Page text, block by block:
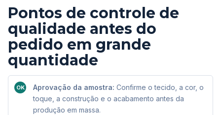
Pontos de controle de
qualidade antes do
pedido em grande
quantidade
OK Aprovação da amostra: Confirme o tecido, a cor, o
toque, a construção e o acabamento antes da
produção em massa.